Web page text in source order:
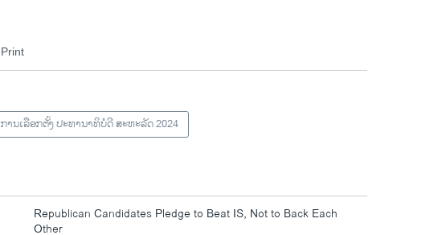
Print
ການເລືອກຕັ້ງ ປະທານາທິບໍດີ ສະຫະລັດ 2024
Republican Candidates Pledge to Beat IS, Not to Back Each
Other